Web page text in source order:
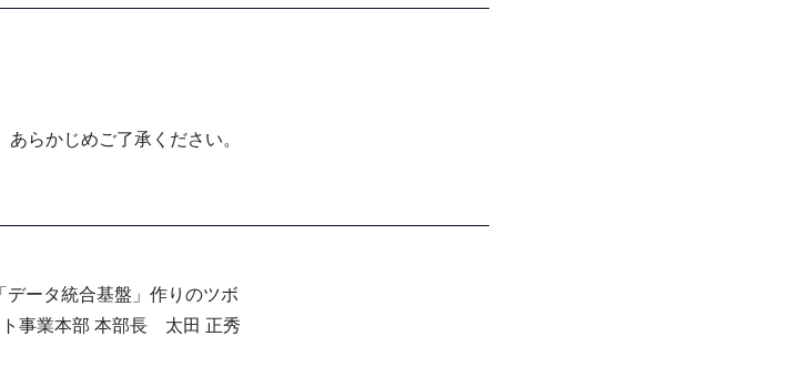
らかじめご了承ください。
データ統合基盤」作りのツボ
事業本部 本部長 太田 正秀